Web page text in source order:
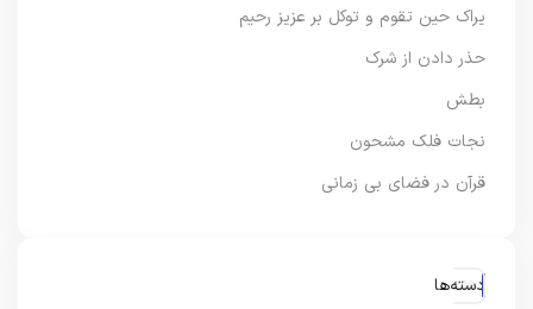
یراک حین تقوم و توکل بر عزیز رحیم
حذر دادن از شرک
بطش
نجات فلک مشحون
قرآن در فضای بی زمانی
دسته‌ها